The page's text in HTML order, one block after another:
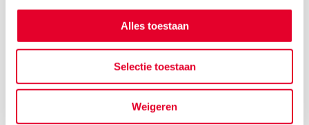
Alles toestaan
Selectie toestaan
Weigeren